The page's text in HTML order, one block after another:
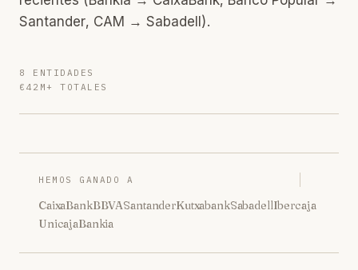
Santander, CAM → Sabadell).
8 ENTIDADES
€42M+ TOTALES
HEMOS GANADO A
CaixaBankBBVASantanderKutxabankSabadellIbercaja
UnicajaBankia